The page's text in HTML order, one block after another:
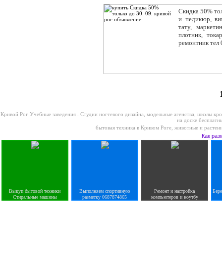
Скидка 50%
и педикюр,
тату,
плотник,
ремонтник
Кривой Рог Учебные заведения
. Студии ногтевого дизайна, модельные агенства, школы
на доске
бытовая техника в Кривом Роге животные и
Как
Выкуп бытовой техники
Стиральные машины
Выполняем спортивную
разметку 0687874865
Ремонт и настройка
компьютеров и ноутбу